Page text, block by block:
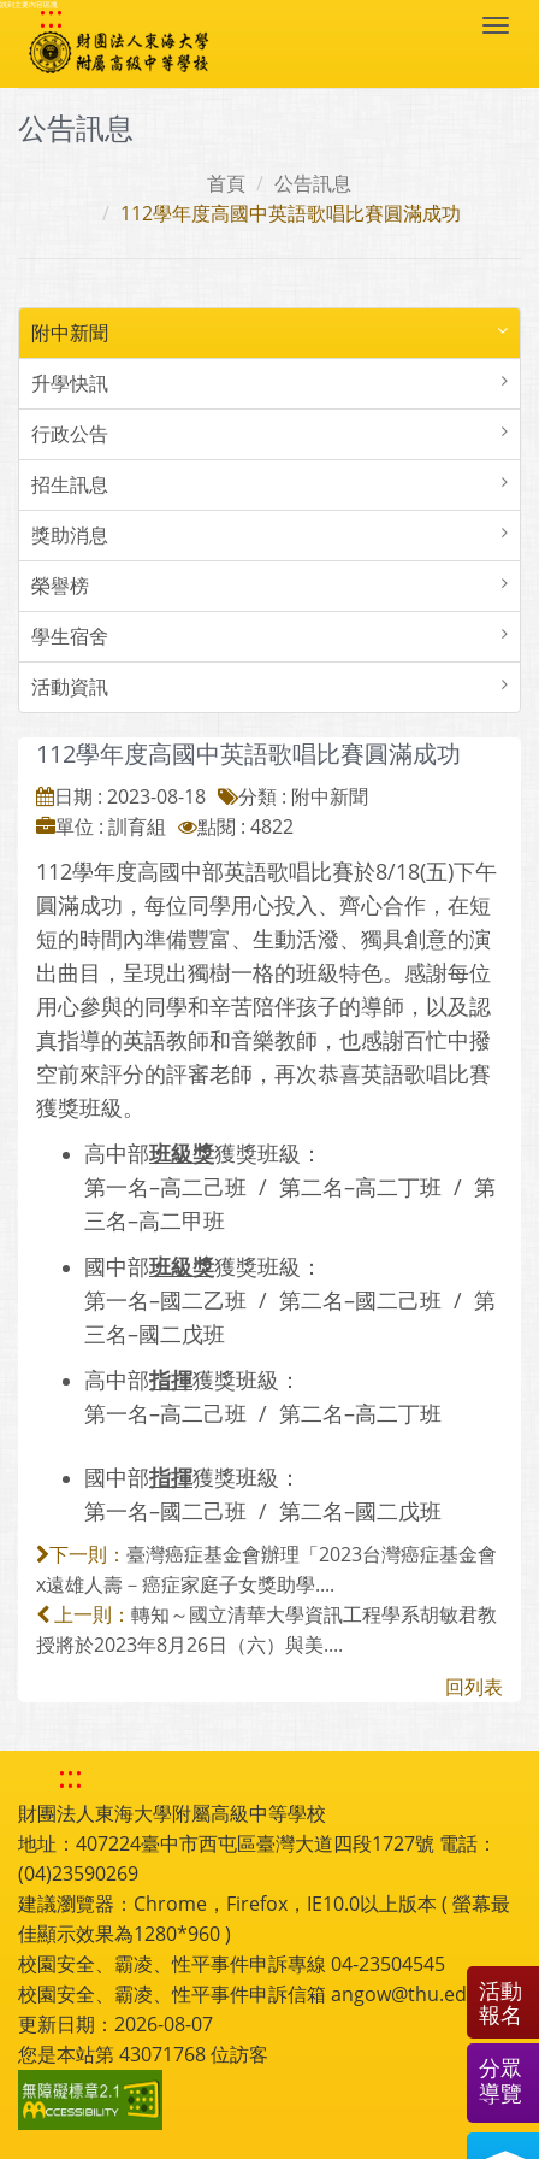
跳到主要內容區塊
:::
公告訊息
首頁
公告訊息
112學年度高國中英語歌唱比賽圓滿成功
附中新聞
升學快訊
行政公告
招生訊息
獎助消息
榮譽榜
學生宿舍
活動資訊
112學年度高國中英語歌唱比賽圓滿成功
日期 : 2023-08-18
分類 : 附中新聞
單位 : 訓育組
點閱 : 4822
112學年度高國中部英語歌唱比賽於8/18(五)下午
圓滿成功，每位同學用心投入、齊心合作，在短
短的時間內準備豐富、生動活潑、獨具創意的演
出曲目，呈現出獨樹一格的班級特色。感謝每位
用心參與的同學和辛苦陪伴孩子的導師，以及認
真指導的英語教師和音樂教師，也感謝百忙中撥
空前來評分的評審老師，再次恭喜英語歌唱比賽
獲獎班級。
高中部班級獎獲獎班級：
第一名–高二己班 / 第二名–高二丁班 / 第
三名–高二甲班
國中部班級獎獲獎班級：
第一名–國二乙班 / 第二名–國二己班 / 第
三名–國二戊班
高中部指揮獲獎班級：
第一名–高二己班 / 第二名–高二丁班
國中部指揮獲獎班級：
第一名–國二己班 / 第二名–國二戊班
下一則： 臺灣癌症基金會辦理「2023台灣癌症基金會
x遠雄人壽－癌症家庭子女獎助學....
上一則： 轉知～國立清華大學資訊工程學系胡敏君教
授將於2023年8月26日（六）與美....
回列表
:::
財團法人東海大學附屬高級中等學校
地址：407224臺中市西屯區臺灣大道四段1727號 電話：
(04)23590269
建議瀏覽器：Chrome，Firefox，IE10.0以上版本 ( 螢幕最
佳顯示效果為1280*960 )
校園安全、霸凌、性平事件申訴專線 04-23504545
校園安全、霸凌、性平事件申訴信箱 angow@thu.edu.tw
更新日期：2026-08-07
您是本站第43071768位訪客
活動
報名
分眾
導覽